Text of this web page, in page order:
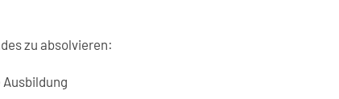
zu absolvieren: